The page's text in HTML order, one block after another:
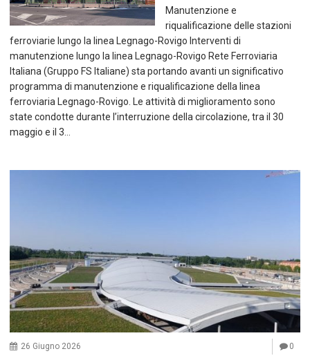
Manutenzione e
riqualificazione delle stazioni
ferroviarie lungo la linea Legnago-Rovigo Interventi di
manutenzione lungo la linea Legnago-Rovigo Rete Ferroviaria
Italiana (Gruppo FS Italiane) sta portando avanti un significativo
programma di manutenzione e riqualificazione della linea
ferroviaria Legnago-Rovigo. Le attività di miglioramento sono
state condotte durante l’interruzione della circolazione, tra il 30
maggio e il 3…
26 Giugno 2026 0